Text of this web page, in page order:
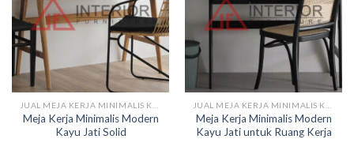
Meja Kerja Minimalis Modern
Kayu Jati Solid
Meja Kerja Minimalis Modern
Kayu Jati untuk Ruang Kerja